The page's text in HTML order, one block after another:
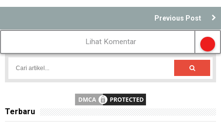
Previous Post
Lihat Komentar
Terbaru